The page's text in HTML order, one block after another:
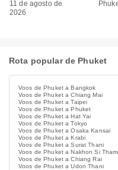
11 de agosto de
2026
Rota popular de Phuket
Voos de Phuket a Bangkok
Voos de Phuket a Chiang Mai
Voos de Phuket a Taipei
Voos de Phuket a Phuket
Voos de Phuket a Hat Yai
Voos de Phuket a Tokyo
Voos de Phuket a Osaka Kansai
Voos de Phuket a Krabi
Voos de Phuket a Surat Thani
Voos de Phuket a Nakhon Si
Voos de Phuket a Chiang Rai
Voos de Phuket a Udon Thani